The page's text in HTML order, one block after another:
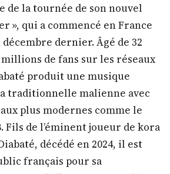
de la tournée de son nouvel
», qui a commencé en France
dernier. Âgé de 32
de fans sur les réseaux
produit une musique
traditionnelle malienne avec
plus modernes comme le
Fils de l’éminent joueur de kora
décédé en 2024, il est
français pour sa